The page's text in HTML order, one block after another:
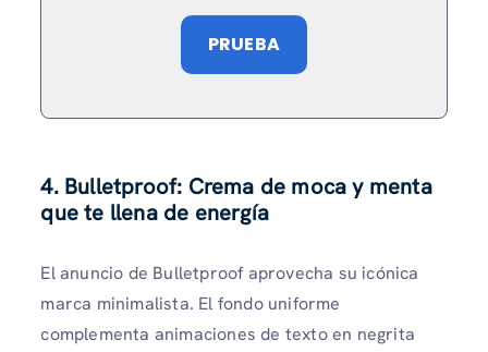
PRUEBA
4. Bulletproof: Crema de moca y menta
que te llena de energía
El anuncio de Bulletproof aprovecha su icónica
marca minimalista. El fondo uniforme
complementa animaciones de texto en negrita